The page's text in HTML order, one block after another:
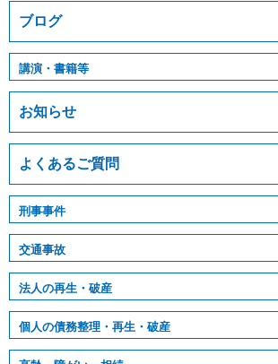
ブログ
講演・書籍等
お知らせ
よくあるご質問
刑事事件
交通事故
法人の再生・破産
個人の債務整理・再生・破産